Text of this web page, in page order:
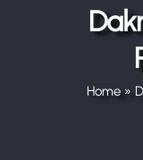
Home »